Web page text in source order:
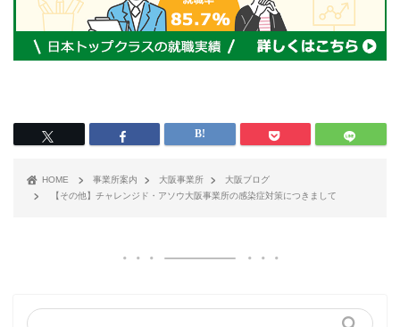
HOME 事業所案内 大阪事業所
大阪ブログ
【その他】チャレンジド・アソウ大阪事業所の感染症対策につきまして